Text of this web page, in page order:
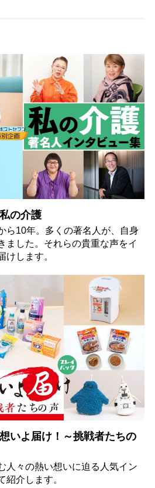
の介護
ら10年。多くの著名人が、自身
ました。それらの貴重な声をイ
けします。
いよ届け！～挑戦者たちの
人々の熱い想いに迫る人気イン
紹介します。